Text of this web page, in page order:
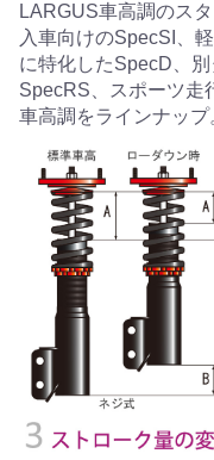
LARGUS車高調のス
入車向けのSpecSI、
に特化したSpecD、
SpecRS、スポーツ走
車高調をラインナップ